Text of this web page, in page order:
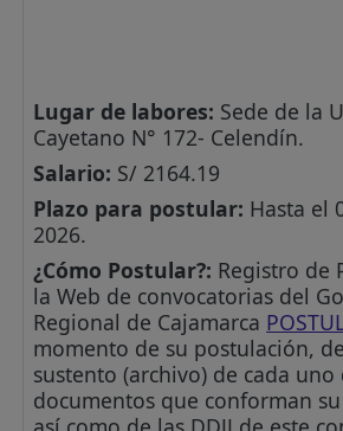
Lugar de labores: Sede de la
Cayetano N° 172- Celendín.
Salario: S/ 2164.19
Plazo para postular: Hasta el
2026.
¿Cómo Postular?: Registro de
la Web de convocatorias del
Regional de Cajamarca
momento de su postulación,
sustento (archivo) de cada uno
documentos que conforman